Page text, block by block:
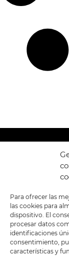
Para ofrecer las
las cookies para
dispositivo. El
procesar datos
identificaciones
consentimiento,
características y
LEGAL
POLÍTICA DE
PRIVACIDAD
TÉRMINOS Y
CONDICIONES
GENERALES DE
POLÍTICA DE